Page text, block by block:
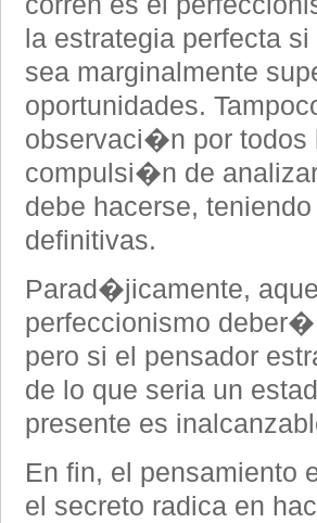
la estrategia perfecta
sea marginalmente
oportunidades.
observaci�n por todos
compulsi�n de
debe hacerse,
definitivas.
Parad�jicamente,
perfeccionismo
pero si el pensador
de lo que seria un
presente es
En fin, el
el secreto radica en